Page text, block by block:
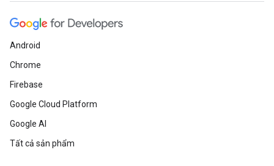
Android
Chrome
Firebase
Google Cloud Platform
Google AI
Tất cả sản phẩm